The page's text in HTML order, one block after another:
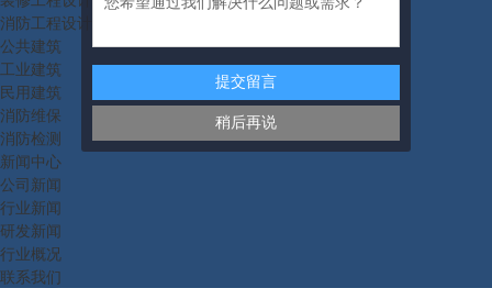
消防工程设计
公共建筑
工业建筑
民用建筑
消防维保
消防检测
新闻中心
公司新闻
行业新闻
研发新闻
行业概况
联系我们
提交留言
稍后再说